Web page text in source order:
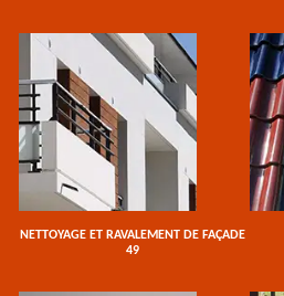
NETTOYAGE ET RAVALEMENT DE FAÇADE
49